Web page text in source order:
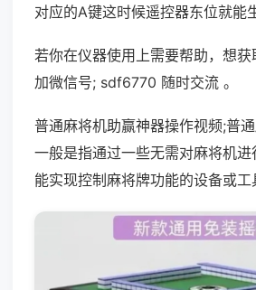
对应的A键这时候遥控器东位就能
若你在仪器使用上需要帮助，想
加微信号; sdf6770 随时交流 。
普通麻将机助赢神器操作视频;普
一般是指通过一些无需对麻将机
能实现控制麻将牌功能的设备或工